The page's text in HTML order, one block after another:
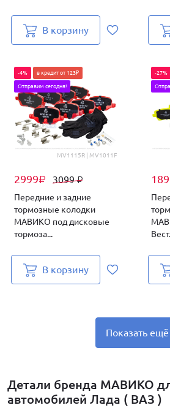
В корзину
MV1115R | MV1011F
2999₽ 3099₽
-4% в кредит от 123₽
Отправим сегодня!
Передние и задние
тормозные колодки
МАВИКО под дисковые
тормоза...
В корзину
-27%
Показать ещё
Детали бренда МАВИКО
автомобилей Лада ( ВАЗ )